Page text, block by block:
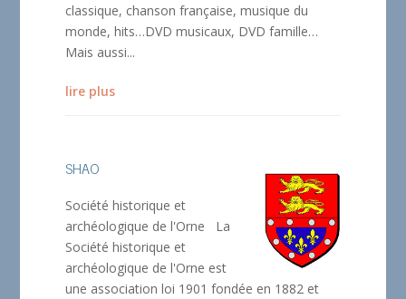
classique, chanson française, musique du
monde, hits…DVD musicaux, DVD famille…
Mais aussi...
lire plus
SHAO
Société historique et
archéologique de l'Orne La
Société historique et
archéologique de l'Orne est
une association loi 1901 fondée en 1882 et